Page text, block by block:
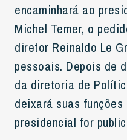
encaminhará ao
Michel Temer, o
diretor Reinaldo Le
pessoais. Depois de
da diretoria de
deixará suas
presidencial for